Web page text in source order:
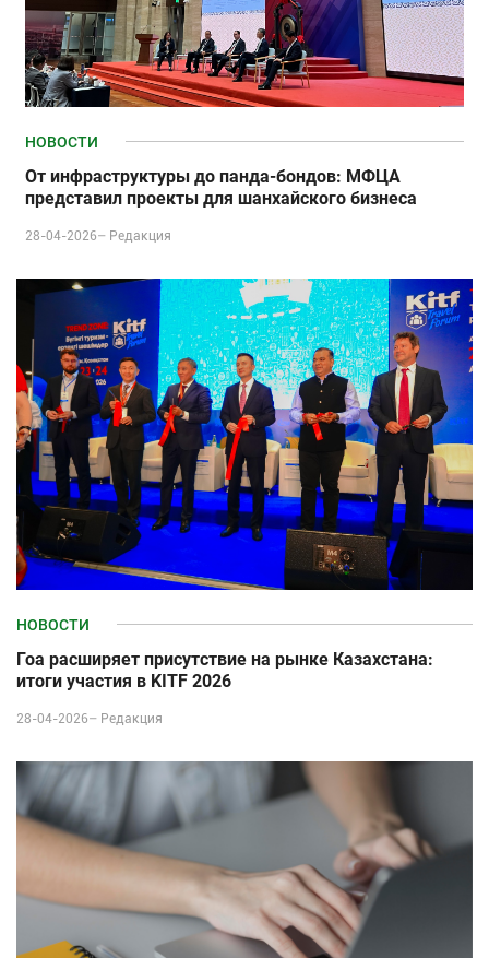
НОВОСТИ
От инфраструктуры до панда-бондов: МФЦА
представил проекты для шанхайского бизнеса
28-04-2026– Редакция
НОВОСТИ
Гоа расширяет присутствие на рынке Казахстана:
итоги участия в KITF 2026
28-04-2026– Редакция